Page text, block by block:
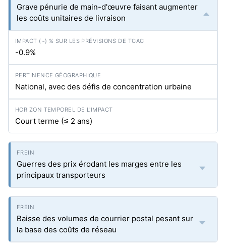
Grave pénurie de main-d'œuvre faisant augmenter
les coûts unitaires de livraison
-0.9%
National, avec des défis de concentration urbaine
Court terme (≤ 2 ans)
Guerres des prix érodant les marges entre les
principaux transporteurs
Baisse des volumes de courrier postal pesant sur
la base des coûts de réseau